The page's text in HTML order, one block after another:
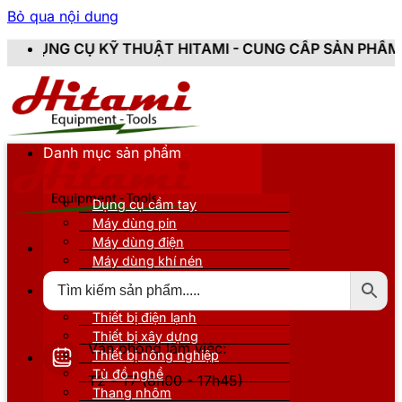
Bỏ qua nội dung
HITAMI - CUNG CẤP SẢN PHẨM CHÍNH HÃNG,
Văn phòng làm việc:
T2 - T7 (8h00 - 17h45)
Danh mục sản phẩm
Dụng cụ cầm tay
Máy dùng pin
Máy dùng điện
Máy dùng khí nén
Thiết bị nâng đỡ
Thiết bị điện lạnh
Thiết bị xây dựng
Thiết bị nông nghiệp
Tủ đồ nghề
Thang nhôm